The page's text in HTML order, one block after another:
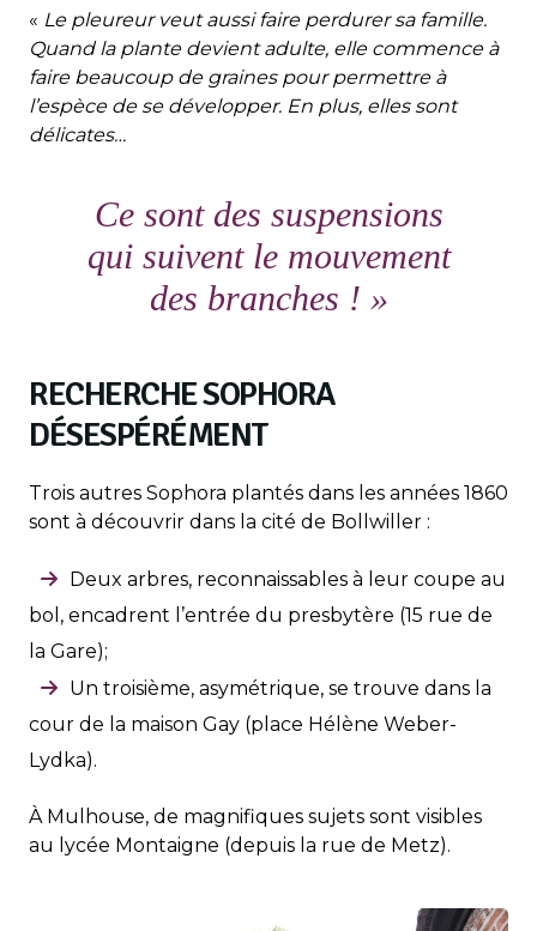
« Le pleureur veut aussi faire perdurer sa famille.
Quand la plante devient adulte, elle commence à
faire beaucoup de graines pour permettre à
l’espèce de se développer. En plus, elles sont
délicates…
Ce sont des suspensions
qui suivent le mouvement
des branches ! »
RECHERCHE SOPHORA
DÉSESPÉRÉMENT
Trois autres Sophora plantés dans les années 1860
sont à découvrir dans la cité de Bollwiller :
Deux arbres, reconnaissables à leur coupe au
bol, encadrent l’entrée du presbytère (15 rue de
la Gare);
Un troisième, asymétrique, se trouve dans la
cour de la maison Gay (place Hélène Weber-
Lydka).
À Mulhouse, de magnifiques sujets sont visibles
au lycée Montaigne (depuis la rue de Metz).